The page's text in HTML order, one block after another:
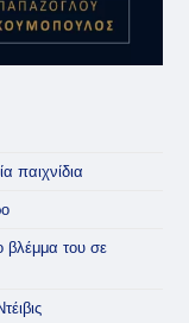
παιχνίδια
βλέμμα του σε